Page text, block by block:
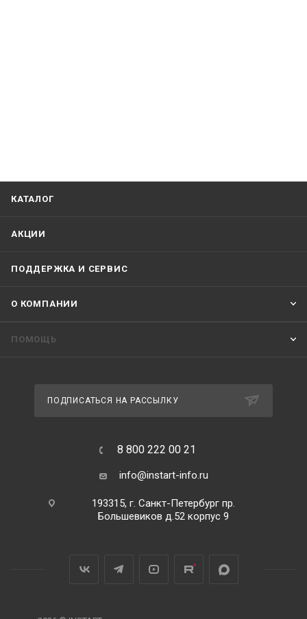
КАТАЛОГ
АКЦИИ
ПОДДЕРЖКА И СЕРВИС
О КОМПАНИИ
ПОМОЩЬ
ПОДПИСАТЬСЯ НА РАССЫЛКУ
8 800 222 00 21
info@instart-info.ru
193315, г. Санкт-Петербург пр.
Большевиков д.52 корпус 9